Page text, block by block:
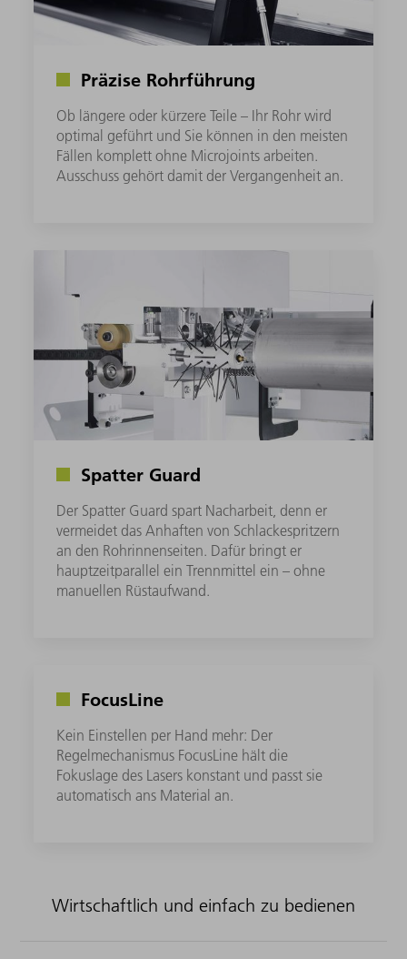
Präzise Rohrführung
Ob längere oder kürzere Teile – Ihr Rohr wird
optimal geführt und Sie können in den meisten
Fällen komplett ohne Microjoints arbeiten.
Ausschuss gehört damit der Vergangenheit an.
Spatter Guard
Der Spatter Guard spart Nacharbeit, denn er
vermeidet das Anhaften von Schlackespritzern
an den Rohrinnenseiten. Dafür bringt er
hauptzeitparallel ein Trennmittel ein – ohne
manuellen Rüstaufwand.​
FocusLine
Kein Einstellen per Hand mehr: Der
Regelmechanismus FocusLine hält die
Fokuslage des Lasers konstant und passt sie
automatisch ans Material an.
Wirtschaftlich und einfach zu bedienen